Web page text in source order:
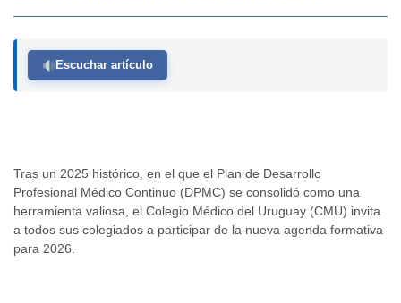
Escuchar artículo
Tras un 2025 histórico, en el que el Plan de Desarrollo
Profesional Médico Continuo (DPMC) se consolidó como una
herramienta valiosa, el Colegio Médico del Uruguay (CMU) invita
a todos sus colegiados a participar de la nueva agenda formativa
para 2026.